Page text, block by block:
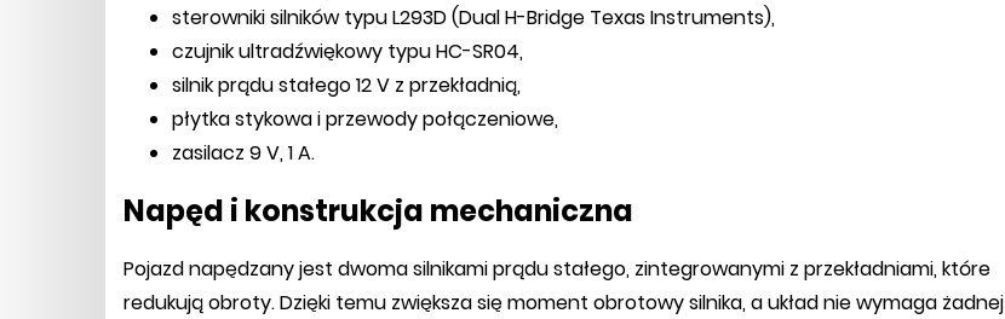
sterowniki silników typu L293D (Dual H-Bridge Texas Instruments),
czujnik ultradźwiękowy typu HC-SR04,
silnik prądu stałego 12 V z przekładnią,
płytka stykowa i przewody połączeniowe,
zasilacz 9 V, 1 A.
Napęd i konstrukcja mechaniczna
Pojazd napędzany jest dwoma silnikami prądu stałego, zintegrowanymi z przekładniami, które
redukują obroty. Dzięki temu zwiększa się moment obrotowy silnika, a układ nie wymaga żadnej